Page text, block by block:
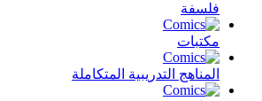
فلسفة
مكتبات
المناهج التدريبية المتكاملة